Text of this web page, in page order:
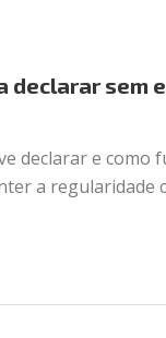
declarar sem
declarar e como
a regularidade